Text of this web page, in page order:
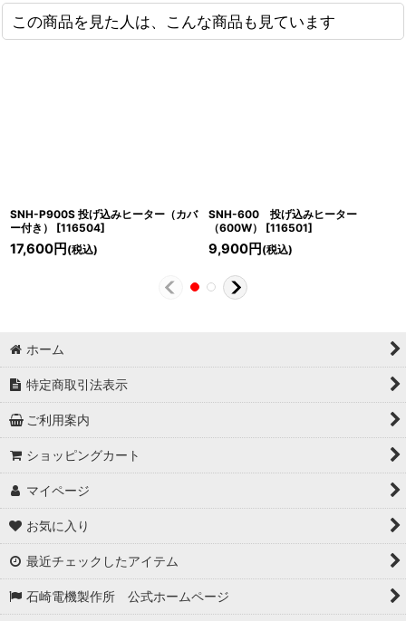
この商品を見た人は、こんな商品も見ています
SNH-P900S 投げ込みヒーター（カバ
ー付き）
[116504]
17,600円 (税込)
SNH-600 投げ込みヒーター
（600W）
[116501]
9,900円 (税込)
ホーム
特定商取引法表示
ご利用案内
ショッピングカート
マイページ
お気に入り
最近チェックしたアイテム
石崎電機製作所 公式ホームページ